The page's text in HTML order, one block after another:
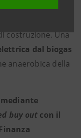
costruzione. Una
dal biogas
anaerobica della
buy out con il